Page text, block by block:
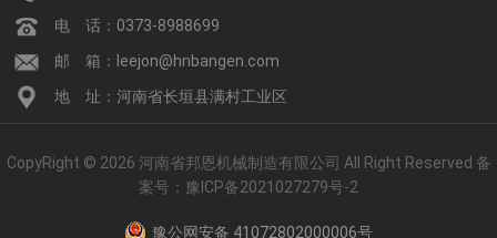
电 话：0373-8988699
邮 箱：leejon@hnbangen.com
地 址：河南省长垣县满村工业区
CopyRight © 2026 河南省邦恩机械制造有限公司 All Right Reserved 备
案号： 豫ICP备2021027279号-2
豫公网安备 41072802000006号